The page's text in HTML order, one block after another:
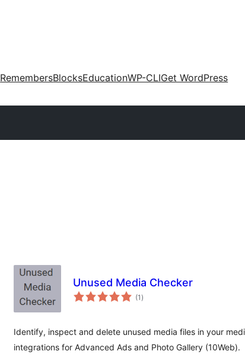
RemembersBlocksEducationWP-CLIGet WordPress
Unused Media Checker
(1 avaliações
totais
)
Identify, inspect and delete unused media files in your
integrations for Advanced Ads and Photo Gallery (10Web).